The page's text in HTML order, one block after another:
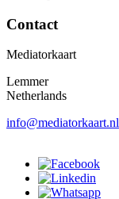
Contact
Mediatorkaart
Lemmer
Netherlands
info@mediatorkaart.nl